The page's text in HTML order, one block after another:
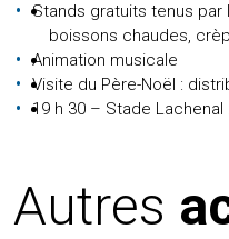
Stands gratuits tenus par
boissons chaudes,
Animation musicale
Visite du Père-Noël :
19 h 30 – Stade Lachenal
Autres